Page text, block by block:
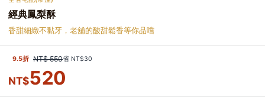
經典鳳梨酥
香甜細緻不黏牙，老舖的酸甜鬆香等你品嚐
9.5折 NT$ 550省 NT$30
NT$520